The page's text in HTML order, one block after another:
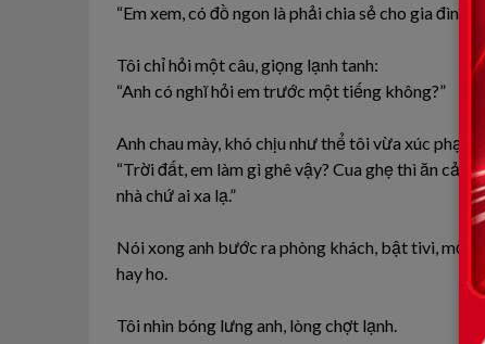
“Em xem, có đồ ngon là phải chia sẻ cho gia đình.
Tôi chỉ hỏi một câu, giọng lạnh tanh:
“Anh có nghĩ hỏi em trước một tiếng không?”
Anh chau mày, khó chịu như thể tôi vừa xúc phạm
“Trời đất, em làm gì ghê vậy? Cua ghẹ thì ăn cả
nhà chứ ai xa lạ.”
Nói xong anh bước ra phòng khách, bật tivi, mở
hay ho.
Tôi nhìn bóng lưng anh, lòng chợt lạnh.